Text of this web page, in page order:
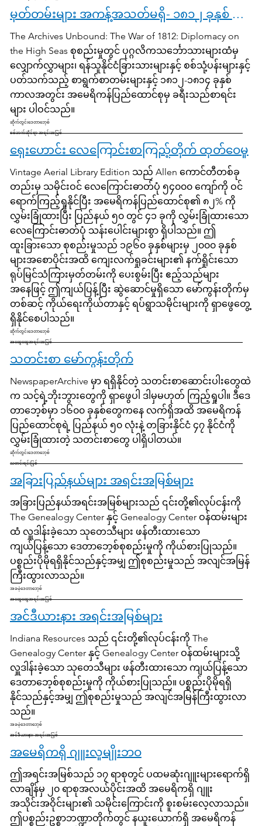
မှတ်တမ်းများ အကန့်အသတ်မရှိ- ၁၈၁၂ ခုနှစ် စစ်ပွဲ- ပင်လယ်ပြင်တွင် သံတမန်ရေး
The Archives Unbound: The War of 1812: Diplomacy on
the High Seas စုစည်းမှုတွင် ပုဂ္ဂလိကသင်္ဘောသားများထံမှ
လျှောက်လွှာများ၊ ရန်သူနိုင်ငံခြားသားများနှင့် စစ်သုံ့ပန်းများနှင့်
ပတ်သက်သည့် စာရွက်စာတမ်းများနှင့် ၁၈၁၂-၁၈၁၄ ခုနှစ်
ကာလအတွင်း အမေရိကန်ပြည်ထောင်စုမှ ခရီးသည်စာရင်း
များ ပါဝင်သည်။
ဆိုက်တွင်းဒေတာဘေ့စ်
စစ်ဘက်ဆိုင်ရာ အရင်းအမြစ်
ရှေးဟောင်း လေကြောင်းစာကြည့်တိုက် ထုတ်ဝေမှု
Vintage Aerial Library Edition သည် Allen ကောင်တီတစ်ခု
တည်းမှ သမိုင်းဝင် လေကြောင်းဓာတ်ပုံ ၅၄၀၀၀ ကျော်ကို ဝင်
ရောက်ကြည့်ရှုနိုင်ပြီး အမေရိကန်ပြည်ထောင်စု၏ ၈၂% ကို
လွှမ်းခြုံထားပြီး ပြည်နယ် ၅၀ တွင် ၄၁ ခုကို လွှမ်းခြုံထားသော
လေကြောင်းဓာတ်ပုံ သန်းပေါင်းများစွာ ရှိပါသည်။ ဤ
ထူးခြားသော စုစည်းမှုသည် ၁၉၆၀ ခုနှစ်များမှ ၂၀၀၀ ခုနှစ်
များအစောပိုင်းအထိ ကျေးလက်ရှုခင်းများ၏ နက်ရှိုင်းသော
ရုပ်မြင်သံကြားမှတ်တမ်းကို ပေးစွမ်းပြီး ဧည့်သည်များ
အနေဖြင့် ဤကျယ်ပြန့်ပြီး ဆွဲဆောင်မှုရှိသော မော်ကွန်းတိုက်မှ
တစ်ဆင့် ကိုယ်ရေးကိုယ်တာနှင့် ရပ်ရွာသမိုင်းများကို ရှာဖွေတွေ့
ရှိနိုင်စေပါသည်။
ဆိုက်တွင်းဒေတာဘေ့စ်
အထွေထွေအရင်းအမြစ်
သတင်းစာ မော်ကွန်းတိုက်
NewspaperArchive မှာ ရရှိနိုင်တဲ့ သတင်းစာဆောင်းပါးတွေထဲ
က သင့်ရဲ့ဘိုးဘွားတွေကို ရှာဖွေပါ ဒါမှမဟုတ် ကြည့်ရှုပါ။ ဒီဒေ
တာဘေ့စ်မှာ ၁၆၀၀ ခုနှစ်တွေကနေ လက်ရှိအထိ အမေရိကန်
ပြည်ထောင်စုရဲ့ ပြည်နယ် ၅၀ လုံးနဲ့ တခြားနိုင်ငံ ၄၇ နိုင်ငံကို
လွှမ်းခြုံထားတဲ့ သတင်းစာတွေ ပါရှိပါတယ်။
ဆိုက်တွင်းဒေတာဘေ့စ်
သတင်းရင်းမြစ်
အခြားပြည်နယ်များ အရင်းအမြစ်များ
အခြားပြည်နယ်အရင်းအမြစ်များသည် ၎င်းတို့၏လုပ်ငန်းကို
The Genealogy Center နှင့် Genealogy Center ဝန်ထမ်းများ
ထံ လှူဒါန်းခဲ့သော သုတေသီများ ဖန်တီးထားသော
ကျယ်ပြန့်သော ဒေတာဘေ့စ်စုစည်းမှုကို ကိုယ်စားပြုသည်။
ပစ္စည်းပိုမိုရရှိနိုင်သည်နှင့်အမျှ ဤစုစည်းမှုသည် အလျင်အမြန်
ကြီးထွားလာသည်။
အခမဲ့ဒေတာဘေ့စ်
အထွေထွေအရင်းအမြစ်
အင်ဒီယားနား အရင်းအမြစ်များ
Indiana Resources သည် ၎င်းတို့၏လုပ်ငန်းကို The
Genealogy Center နှင့် Genealogy Center ဝန်ထမ်းများသို့
လှူဒါန်းခဲ့သော သုတေသီများ ဖန်တီးထားသော ကျယ်ပြန့်သော
ဒေတာဘေ့စ်စုစည်းမှုကို ကိုယ်စားပြုသည်။ ပစ္စည်းပိုမိုရရှိ
နိုင်သည်နှင့်အမျှ ဤစုစည်းမှုသည် အလျင်အမြန်ကြီးထွားလာ
သည်။
အခမဲ့ဒေတာဘေ့စ်
အင်ဒီယားနား အရင်းအမြစ်
အမေရိကရှိ ဂျူးလူမျိုးဘဝ
ဤအရင်းအမြစ်သည် ၁၇ ရာစုတွင် ပထမဆုံးဂျူးများရောက်ရှိ
လာချိန်မှ ၂၀ ရာစုအလယ်ပိုင်းအထိ အမေရိကရှိ ဂျူး
အသိုင်းအဝိုင်းများ၏ သမိုင်းကြောင်းကို စူးစမ်းလေ့လာသည်။
ဤပစ္စည်းဥစ္စာဘဏ္ဍာတိုက်တွင် နယူးယောက်ရှိ အမေရိကန်